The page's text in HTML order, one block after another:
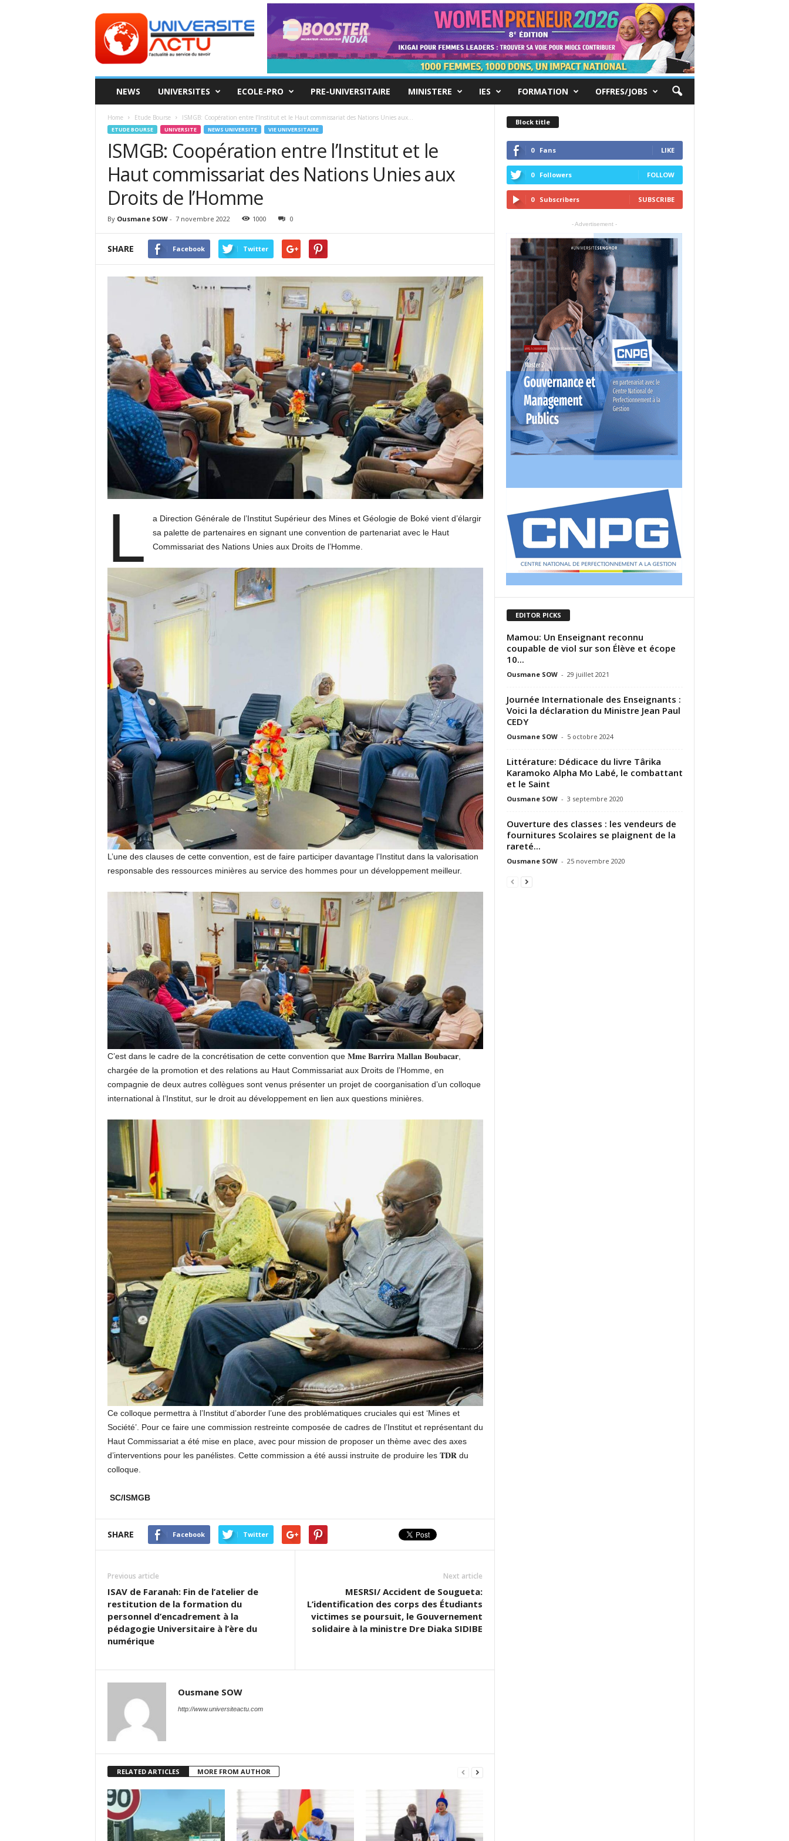
ACTU
NEWS UNIVERSITES ECOLE-PRO PRE-UNIVERSITAIRE MINISTERE IES FORMATION OFFRES/JOBS
Home Etude Bourse ISMGB: Coopération entre l’Institut et le Haut commissariat des Nations Unies aux...
ETUDE BOURSE UNIVERSITE NEWS UNIVERSITE VIE UNIVERSITAIRE
ISMGB: Coopération entre l’Institut et le
Haut commissariat des Nations Unies aux
Droits de l’Homme
By Ousmane SOW- 7 novembre 2022 1000 0
SHARE Facebook Twitter
L
a Direction Générale de l’Institut Supérieur des Mines et Géologie de Boké vient d’élargir
sa palette de partenaires en signant une convention de partenariat avec le Haut
Commissariat des Nations Unies aux Droits de l’Homme.
L’une des clauses de cette convention, est de faire participer davantage l’Institut dans la valorisation
responsable des ressources minières au service des hommes pour un développement meilleur.
C’est dans le cadre de la concrétisation de cette convention que 𝐌𝐦𝐞 𝐁𝐚𝐫𝐫𝐢𝐫𝐚 𝐌𝐚𝐥𝐥𝐚𝐧 𝐁𝐨𝐮𝐛𝐚𝐜𝐚𝐫,
chargée de la promotion et des relations au Haut Commissariat aux Droits de l’Homme, en
compagnie de deux autres collègues sont venus présenter un projet de coorganisation d’un colloque
international à l’Institut, sur le droit au développement en lien aux questions minières.
Ce colloque permettra à l’Institut d’aborder l’une des problématiques cruciales qui est ‘Mines et
Société’. Pour ce faire une commission restreinte composée de cadres de l’Institut et représentant du
Haut Commissariat a été mise en place, avec pour mission de proposer un thème avec des axes
d’interventions pour les panélistes. Cette commission a été aussi instruite de produire les 𝐓𝐃𝐑 du
colloque.
SC/ISMGB
SHARE Facebook Twitter
Previous article
ISAV de Faranah: Fin de l’atelier de
restitution de la formation du
personnel d’encadrement à la
pédagogie Universitaire à l’ère du
numérique
Next article
MESRSI/ Accident de Sougueta:
L’identification des corps des Étudiants
victimes se poursuit, le Gouvernement
solidaire à la ministre Dre Diaka SIDIBE
Ousmane SOW
http://www.universiteactu.com
RELATED ARTICLES MORE FROM AUTHOR
Block title
0 Fans LIKE
0 Followers FOLLOW
0 Subscribers SUBSCRIBE
- Advertisement -
EDITOR PICKS
Mamou: Un Enseignant reconnu
coupable de viol sur son Élève et écope
10...
Ousmane SOW - 29 juillet 2021
Journée Internationale des Enseignants :
Voici la déclaration du Ministre Jean Paul
CEDY
Ousmane SOW - 5 octobre 2024
Littérature: Dédicace du livre Târika
Karamoko Alpha Mo Labé, le combattant
et le Saint
Ousmane SOW - 3 septembre 2020
Ouverture des classes : les vendeurs de
fournitures Scolaires se plaignent de la
rareté...
Ousmane SOW - 25 novembre 2020